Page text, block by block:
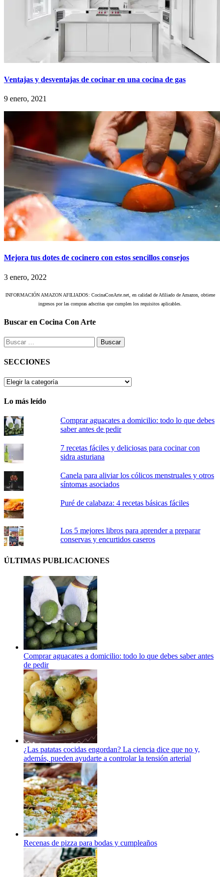
Ventajas y desventajas de cocinar en una cocina de gas
9 enero, 2021
Mejora tus dotes de cocinero con estos sencillos consejos
3 enero, 2022
INFORMACIÓN AMAZON AFILIADOS: CocinaConArte.net, en calidad de Afiliado de Amazon, obtiene
ingresos por las compras adscritas que cumplen los requisitos aplicables.
Buscar en Cocina Con Arte
Buscar:
SECCIONES
SECCIONES
Lo más leído
Comprar aguacates a domicilio: todo lo que debes
saber antes de pedir
7 recetas fáciles y deliciosas para cocinar con
sidra asturiana
Canela para aliviar los cólicos menstruales y otros
síntomas asociados
Puré de calabaza: 4 recetas básicas fáciles
Los 5 mejores libros para aprender a preparar
conservas y encurtidos caseros
ÚLTIMAS PUBLICACIONES
Comprar aguacates a domicilio: todo lo que debes saber antes
de pedir
¿Las patatas cocidas engordan? La ciencia dice que no y,
además, pueden ayudarte a controlar la tensión arterial
Recenas de pizza para bodas y cumpleaños